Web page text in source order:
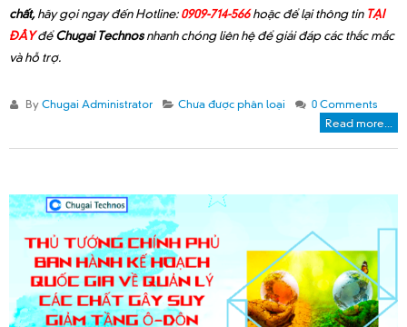
chất,hãy gọi ngay đến Hotline:0909-714-566hoặc để lại thông tin TẠI
ĐÂY đểChugai Technosnhanh chóng liên hệ để giải đáp các thắc mắc
và hỗ trợ.
ByChugai Administrator Chưa được phân loại 0 Comments
Read more...